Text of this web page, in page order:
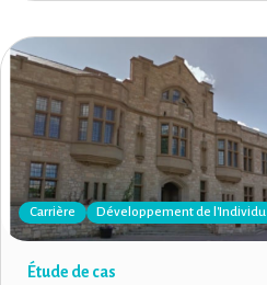
Carrière Développement de l'Individu
Étude de cas